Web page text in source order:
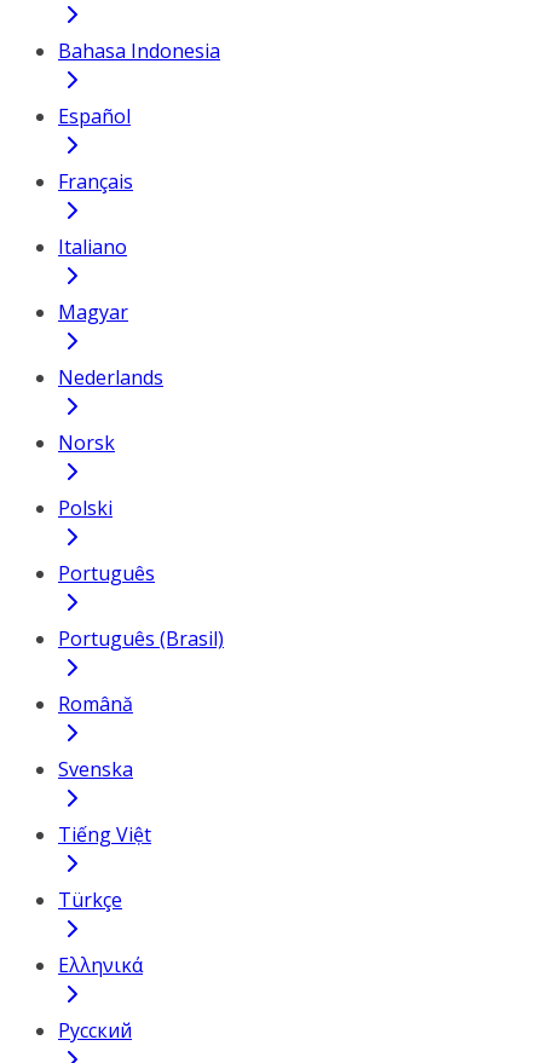
Bahasa Indonesia
Español
Français
Italiano
Magyar
Nederlands
Norsk
Polski
Português
Português (Brasil)
Română
Svenska
Tiếng Việt
Türkçe
Ελληνικά
Русский